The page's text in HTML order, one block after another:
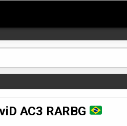
AC3 RARBG